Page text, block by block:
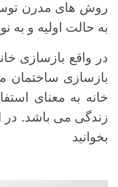
روش های مدرن
به حالت اولیه و به
در واقع بازسازی
بازسازی ساختمان
خانه به معنای
زندگی می باشد. در
بخوانید